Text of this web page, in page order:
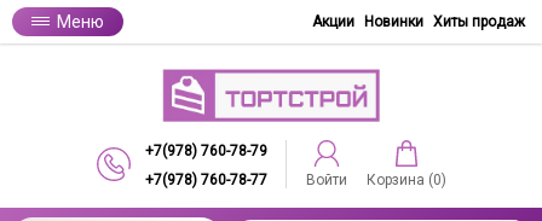
Меню Акции Новинки Хиты продаж
+7(978) 760-78-79
+7(978) 760-78-77
Войти Корзина (0)